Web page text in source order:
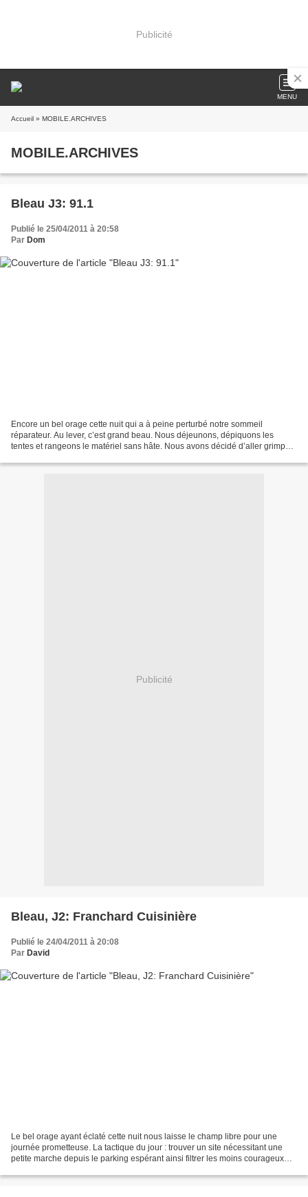
Publicité
MENU
Accueil » MOBILE.ARCHIVES
MOBILE.ARCHIVES
Bleau J3: 91.1
Publié le 25/04/2011 à 20:58
Par Dom
Encore un bel orage cette nuit qui a à peine perturbé notre sommeil
réparateur. Au lever, c’est grand beau. Nous déjeunons, dépiquons les
tentes et rangeons le matériel sans hâte. Nous avons décidé d’aller grimper
Publicité
Bleau, J2: Franchard Cuisinière
Publié le 24/04/2011 à 20:08
Par David
Le bel orage ayant éclaté cette nuit nous laisse le champ libre pour une
journée prometteuse. La tactique du jour : trouver un site nécessitant une
petite marche depuis le parking espérant ainsi filtrer les moins courageux